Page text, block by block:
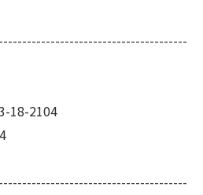
18-2104